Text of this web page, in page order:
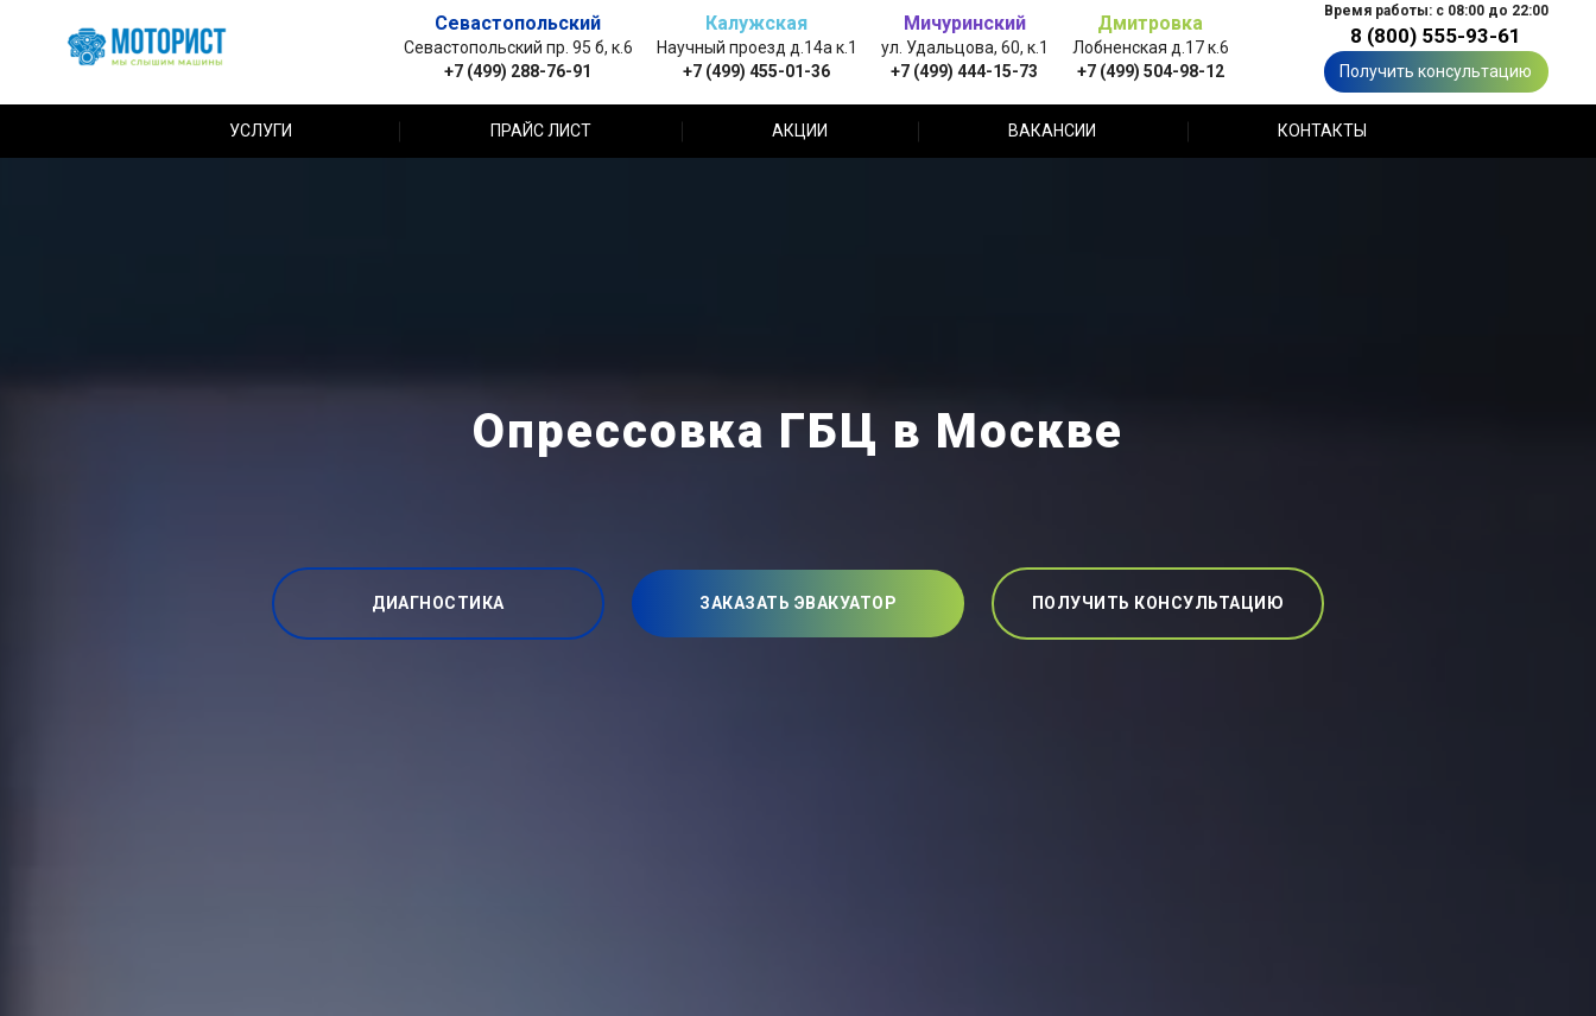
Севастопольский
Севастопольский пр. 95 б, к.6
+7 (499) 288-76-91
Калужская
Научный проезд д.14а к.1
+7 (499) 455-01-36
Мичуринский
ул. Удальцова, 60, к.1
+7 (499) 444-15-73
Дмитровка
Лобненская д.17 к.6
+7 (499) 504-98-12
Время работы: с 08:00 до 22:00
8 (800) 555-93-61
Получить консультацию
УСЛУГИ ПРАЙС ЛИСТ АКЦИИ ВАКАНСИИ КОНТАКТЫ
Опрессовка ГБЦ в Москве
ДИАГНОСТИКА ЗАКАЗАТЬ ЭВАКУАТОР ПОЛУЧИТЬ КОНСУЛЬТАЦИЮ